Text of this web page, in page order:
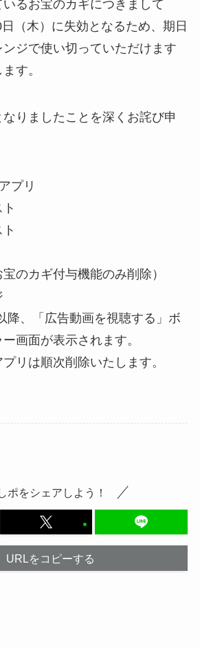
るお宝のカギにつきまして
（木）に失効となるため、期日
ジで使い切っていただけます
す。
りましたことを深くお詫び申
プリ
のカギ付与機能のみ削除）
降、「広告動画を視聴する」ボ
画面が表示されます。
リは順次削除いたします。
ポをシェアしよう！
URLをコピーする